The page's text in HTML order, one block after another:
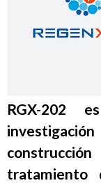
RGX-202
tratamiento